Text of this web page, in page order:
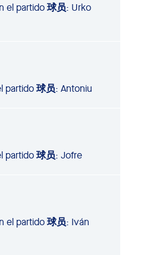
el partido球员: Urko
partido球员: Antoniu
partido球员: Jofre
el partido球员: Iván